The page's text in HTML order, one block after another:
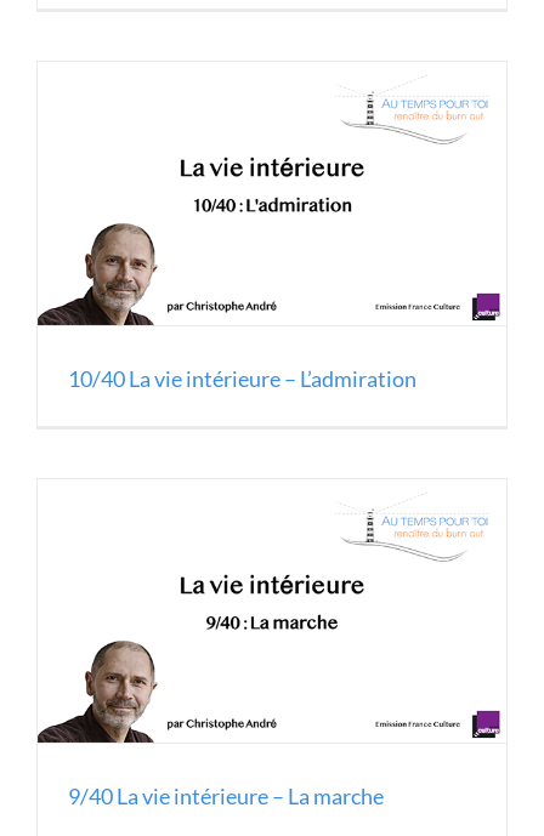
10/40 La vie intérieure – L’admiration
9/40 La vie intérieure – La marche